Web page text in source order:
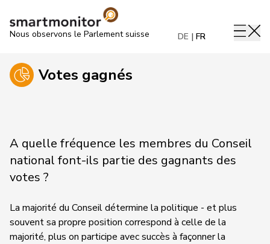
Nous observons le Parlement suisse DE FR
Votes gagnés
A quelle fréquence les membres du Conseil
national font-ils partie des gagnants des
votes ?
La majorité du Conseil détermine la politique - et plus
souvent sa propre position correspond à celle de la
majorité, plus on participe avec succès à façonner la